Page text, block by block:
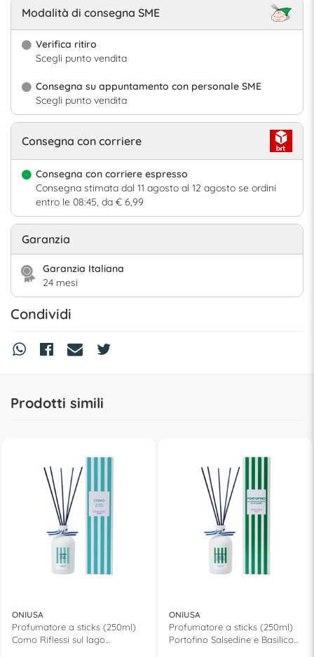
Modalità di consegna SME
Verifica ritiro
Scegli punto vendita
Consegna su appuntamento con personale SME
Scegli punto vendita
Consegna con corriere
Consegna con corriere espresso
Consegna stimata dal 11 agosto al 12 agosto se ordini
entro le 08:45, da € 6,99
Garanzia
Garanzia Italiana
24 mesi
Condividi
Prodotti simili
ONIUSA
Profumatore a sticks (250ml)
Como Riflessi sul lago
ONIUSA
Profumatore a sticks (250ml)
Portofino Salsedine e Basilico